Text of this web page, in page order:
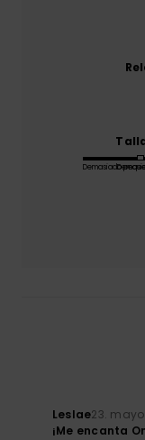
Demasiado
Leslae23.
¡Me encanta